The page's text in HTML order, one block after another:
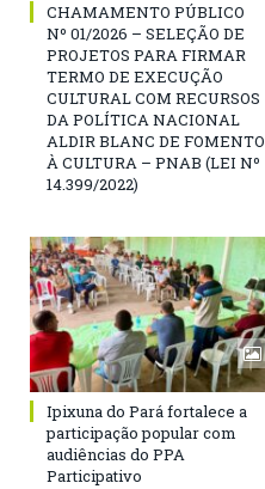
CHAMAMENTO PÚBLICO
Nº 01/2026 – SELEÇÃO DE
PROJETOS PARA FIRMAR
TERMO DE EXECUÇÃO
CULTURAL COM RECURSOS
DA POLÍTICA NACIONAL
ALDIR BLANC DE FOMENTO
À CULTURA – PNAB (LEI Nº
14.399/2022)
Ipixuna do Pará fortalece a
participação popular com
audiências do PPA
Participativo